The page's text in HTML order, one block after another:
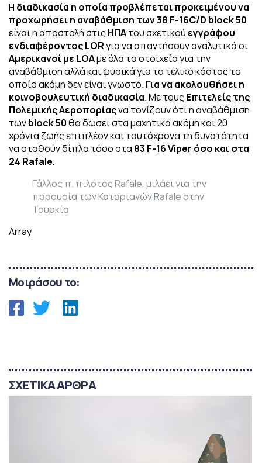
Η διαδικασία η οποία προβλέπεται προκειμένου να
προχωρήσει η αναβάθμιση των 38 F-16C/D block 50
είναι η αποστολή στις ΗΠΑτου σχετικού εγγράφου
ενδιαφέροντος LORγια να απαντήσουν αναλυτικά οι
Αμερικανοί με LΟΑμε όλα τα στοιχεία για την
αναβάθμιση αλλά και φυσικά για το τελικό κόστος το
οποίο ακόμη δεν είναι γνωστό. Για να ακολουθήσει η
κοινοβουλευτική διαδικασία. Με τους Επιτελείς της
Πολεμικής Αεροπορίαςνα τονίζουν ότι η αναβάθμιση
τωνblock 50θα δώσει στα μαχητικά ακόμη και 20
χρόνια ζωής επιπλέον και ταυτόχρονα τη δυνατότητα
να σταθούν δίπλα τόσο στα 83 F-16 Viper όσο και στα
24 Rafale.
Γάλλος π. πιλότος Rafale, μιλάει για την
παρουσία των Καταριανών Rafale στην
Τουρκία
Array
Μοιράσου το:
ΣΧΕΤΙΚΑ ΑΡΘΡΑ